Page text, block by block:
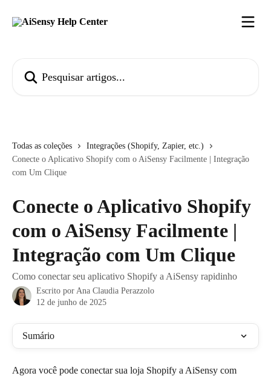
Todas as coleções
Integrações (Shopify, Zapier, etc.)
Conecte o Aplicativo Shopify com o AiSensy Facilmente | Integração
com Um Clique
Conecte o Aplicativo Shopify
com o AiSensy Facilmente |
Integração com Um Clique
Como conectar seu aplicativo Shopify a AiSensy rapidinho
Escrito por Ana Claudia Perazzolo
12 de junho de 2025
Sumário
Agora você pode conectar sua loja Shopify a AiSensy com